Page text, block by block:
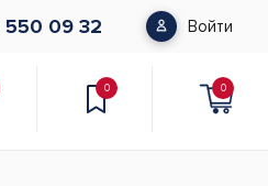
09 32 Войти
0 0